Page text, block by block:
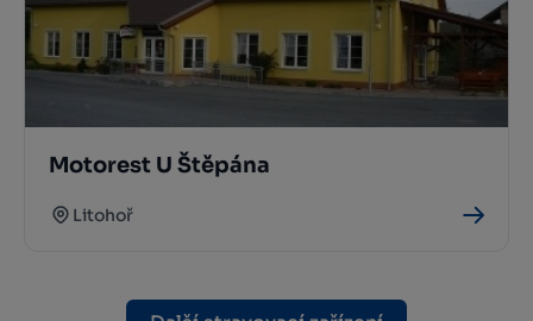
Motorest U Štěpána
Litohoř